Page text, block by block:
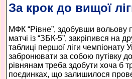
За крок до вищої
МФК “Рівне”, здобувши вольову
матчі із “ЗБК-5”, закріпився на
таблиці першої ліги чемпіонату
забронювати за собою путівку
рівнянам треба здобути хоча б
поєдинках, що залишилося